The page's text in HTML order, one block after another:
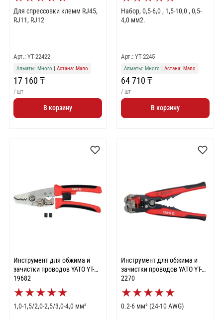
Для спрессовки клемм RJ45,
RJ11, RJ12
Арт.: YT-22422
Алматы: Много | Астана: Мало
17 160 ₸
/ шт
В корзину
Набор, 0,5-6,0 , 1,5-10,0 , 0,5-
4,0 мм2.
Арт.: YT-2245
Алматы: Много | Астана: Мало
64 710 ₸
/ шт
В корзину
Инструмент для обжима и
зачистки проводов YATO YT-
19682
★★★★★
1,0-1,5/2,0-2,5/3,0-4,0 мм²
Инструмент для обжима и
зачистки проводов YATO YT-
2270
★★★★★
0.2-6 мм² (24-10 AWG)